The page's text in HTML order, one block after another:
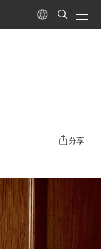
Language
Search
Submit
分享